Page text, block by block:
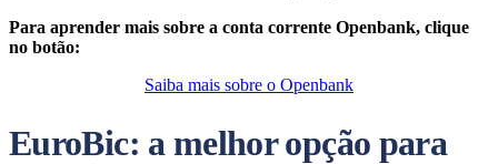
Para aprender mais sobre a conta corrente Openbank, clique
no botão:
Saiba mais sobre o Openbank
EuroBic: a melhor opção para